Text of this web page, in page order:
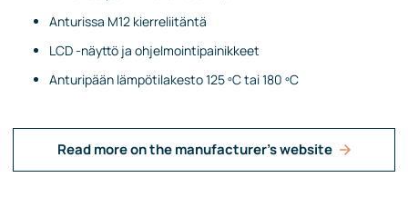
Anturissa M12 kierreliitäntä
LCD -näyttö ja ohjelmointipainikkeet
Anturipään lämpötilakesto 125 ºC tai 180 ºC
Read more on the manufacturer's website